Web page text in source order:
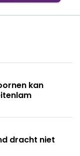
kan
dracht niet